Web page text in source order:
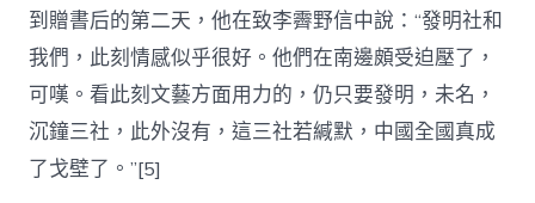
到贈書后的第二天，他在致李霽野信中說：“發明社和
我們，此刻情感似乎很好。他們在南邊頗受迫壓了，
可嘆。看此刻文藝方面用力的，仍只要發明，未名，
沉鐘三社，此外沒有，這三社若緘默，中國全國真成
了戈壁了。”[5]